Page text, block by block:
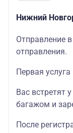
Нижний
Отправление
отправления.
Первая
Вас встретят
багажом и
После